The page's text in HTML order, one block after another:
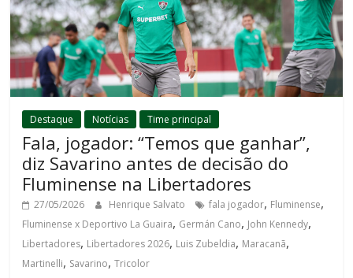
Destaque Notícias Time principal
Fala, jogador: “Temos que ganhar”,
diz Savarino antes de decisão do
Fluminense na Libertadores
27/05/2026 Henrique Salvato fala jogador, Fluminense,
Fluminense x Deportivo La Guaira, Germán Cano, John Kennedy,
Libertadores, Libertadores 2026, Luis Zubeldia, Maracanã,
Martinelli, Savarino,Tricolor